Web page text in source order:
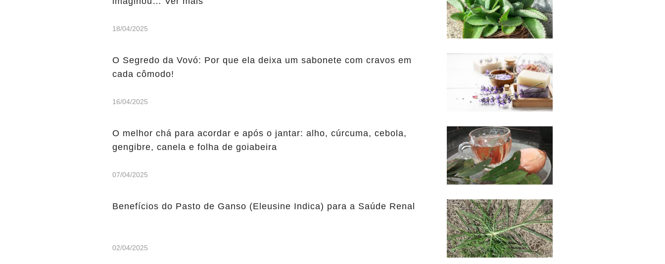
18/04/2025
O Segredo da Vovó: Por que ela deixa um sabonete com cravos em
cada cômodo!
16/04/2025
O melhor chá para acordar e após o jantar: alho, cúrcuma, cebola,
gengibre, canela e folha de goiabeira
07/04/2025
Benefícios do Pasto de Ganso (Eleusine Indica) para a Saúde Renal
02/04/2025